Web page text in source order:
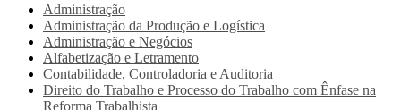
Administração
Administração da Produção e Logística
Administração e Negócios
Alfabetização e Letramento
Contabilidade, Controladoria e Auditoria
Direito do Trabalho e Processo do Trabalho com Ênfase na
Reforma Trabalhista